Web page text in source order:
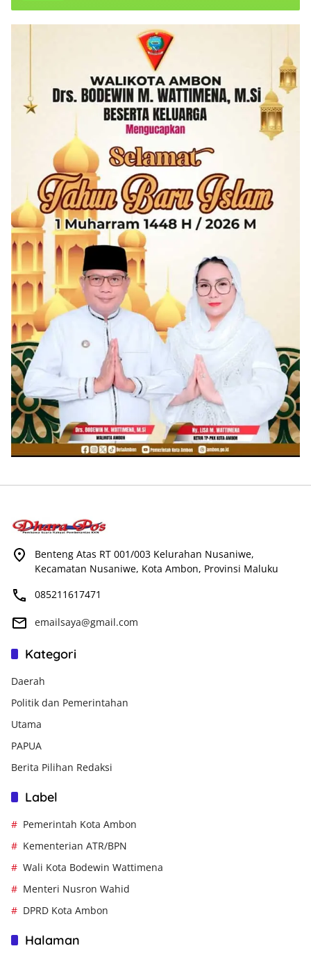
Benteng Atas RT 001/003 Kelurahan Nusaniwe,
Kecamatan Nusaniwe, Kota Ambon, Provinsi Maluku
085211617471
emailsaya@gmail.com
Kategori
Daerah
Politik dan Pemerintahan
Utama
PAPUA
Berita Pilihan Redaksi
Label
Pemerintah Kota Ambon
Kementerian ATR/BPN
Wali Kota Bodewin Wattimena
Menteri Nusron Wahid
DPRD Kota Ambon
Halaman